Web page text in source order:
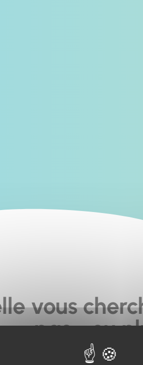
vous
pas... ou
de recherche en haut de page,